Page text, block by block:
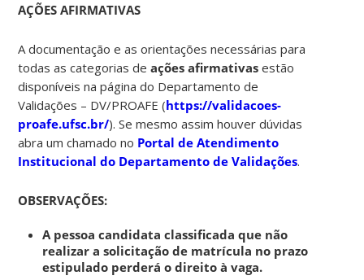
AÇÕES AFIRMATIVAS
A documentação e as orientações necessárias para
todas as categorias deações afirmativas estão
disponíveis na página do Departamento de
Validações – DV/PROAFE (https://validacoes-
proafe.ufsc.br/). Se mesmo assim houver dúvidas
abra um chamado no Portal de Atendimento
Institucional do Departamento de Validações.
OBSERVAÇÕES:
A pessoa candidata classificada que não
realizar a solicitação de matrícula no prazo
estipulado perderá o direito à vaga.